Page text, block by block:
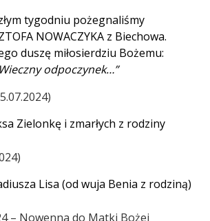
tygodniu pożegnaliśmy
NOWACZYKA z Biechowa.
duszę miłosierdziu Bożemu:
odpoczynek…”
Zielonkę i zmarłych z rodziny
Lisa (od wuja Benia z rodziną)
– Nowenna do Matki Bożej